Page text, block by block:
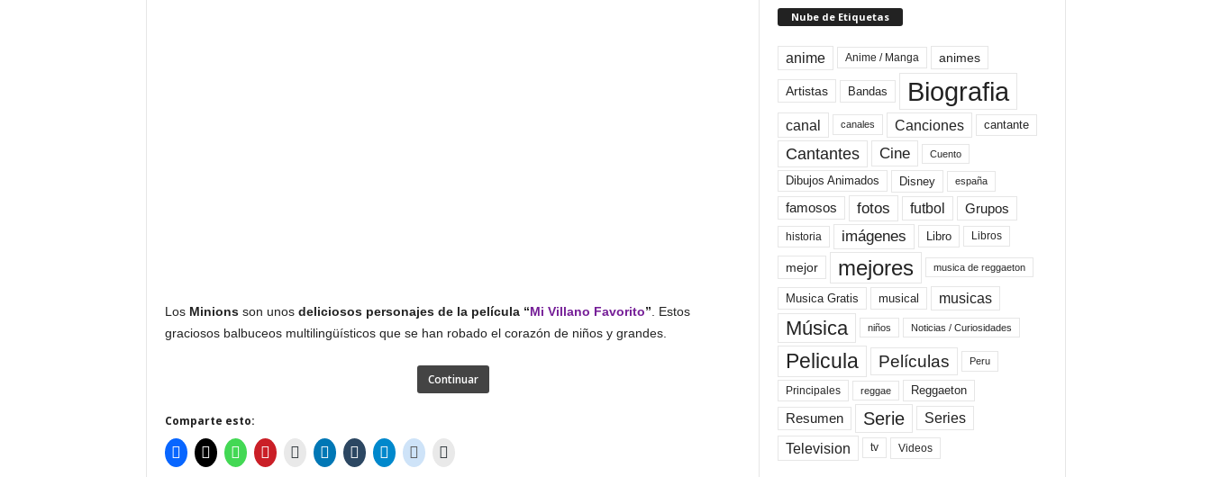
Los Minionsson unos deliciosos personajes de la película “Mi Villano Favorito” . Estos
graciosos balbuceos multilingüísticos que se han robado el corazón de niños y grandes.
Continuar
Comparte esto:
Nube de Etiquetas
anime Anime / Manga animes
Artistas Bandas Biografia
canal canales Canciones cantante
Cantantes Cine Cuento
Dibujos Animados Disney españa
famosos fotos futbol Grupos
historia imágenes Libro Libros
mejor mejores musica de reggaeton
Musica Gratis musical musicas
Música niños Noticias / Curiosidades
Pelicula Películas Peru
Principales reggae Reggaeton
Resumen Serie Series
Television tv Videos